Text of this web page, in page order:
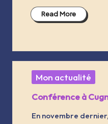
Read More
Posted
in
Mon actualité
Conférence à
En novembre